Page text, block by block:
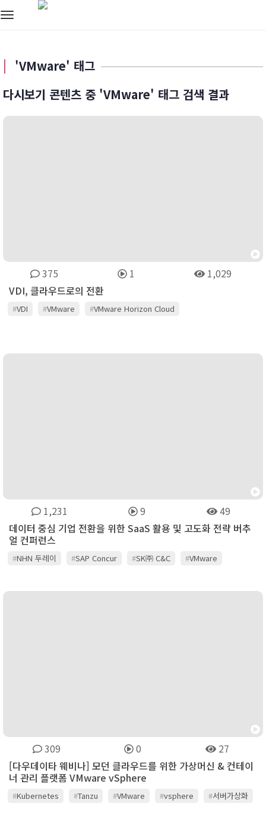
Toggle
'VMware' 태그
다시보기 콘텐츠 중 'VMware' 태그 검색 결과
375 1
1,029
VDI, 클라우드로의 전환
#VDI #VMware #VMware Horizon Cloud
1,231 9
49
데이터 중심 기업 전환을 위한 SaaS 활용 및 고도화 전략 버추
얼 컨퍼런스
#NHN 두레이 #SAP Concur #SK㈜ C&C #VMware
309 0
27
[다우데이타 웨비나] 모던 클라우드를 위한 가상머신 & 컨테이
너 관리 플랫폼 VMware vSphere
#Kubernetes #Tanzu #VMware #vsphere #서버가상화